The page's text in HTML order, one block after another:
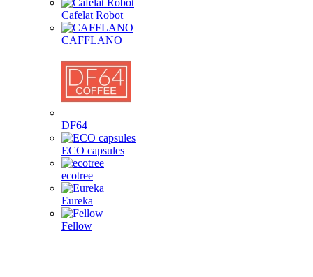
Cafelat Robot
CAFFLANO
DF64
ECO capsules
ecotree
Eureka
Fellow